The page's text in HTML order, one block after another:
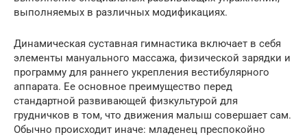
выполняемых в различных модификациях.
Динамическая суставная гимнастика включает в себя
элементы мануального массажа, физической зарядки и
программу для раннего укрепления вестибулярного
аппарата. Ее основное преимущество перед
стандартной развивающей физкультурой для
грудничков в том, что движения малыш совершает сам.
Обычно происходит иначе: младенец преспокойно